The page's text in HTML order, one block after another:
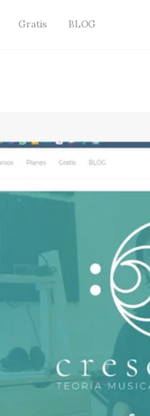
Gratis BLOG